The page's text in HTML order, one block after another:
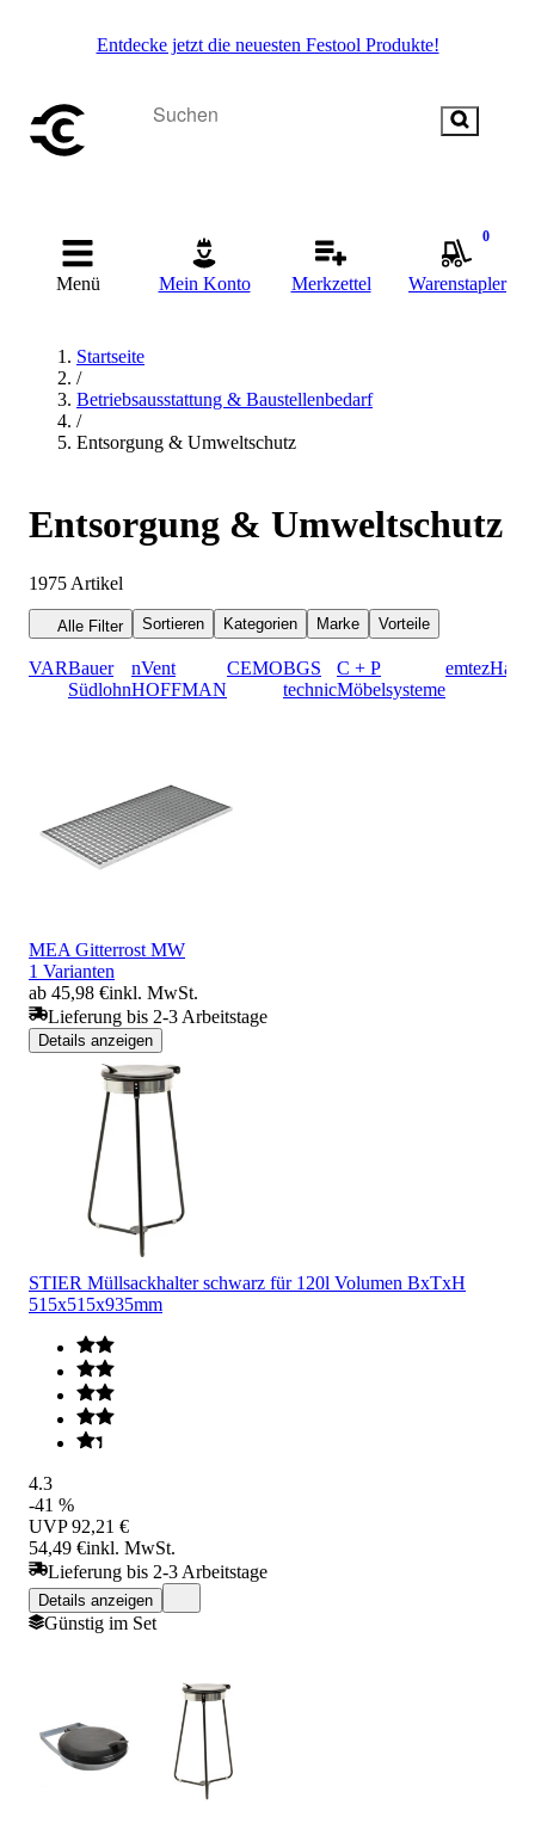
Entdecke jetzt die neuesten Festool Produkte!
Menü Mein Konto Merkzettel
0
Warenstapler
Startseite
/
Betriebsausstattung & Baustellenbedarf
/
Entsorgung & Umweltschutz
Entsorgung & Umweltschutz
1975 Artikel
Alle Filter Sortieren Kategorien Marke Vorteile
VARBauer
Südlohn
nVent
HOFFMAN
CEMOBGS
technic
C + P
Möbelsysteme
emtezHailo
MEA Gitterrost MW
1 Varianten
ab 45,98 €inkl. MwSt.
Lieferung bis 2-3 Arbeitstage
Details anzeigen
STIER Müllsackhalter schwarz für 120l Volumen BxTxH
515x515x935mm
4.3
-41 %
UVP 92,21 €
54,49 €inkl. MwSt.
Lieferung bis 2-3 Arbeitstage
Details anzeigen
Günstig im Set